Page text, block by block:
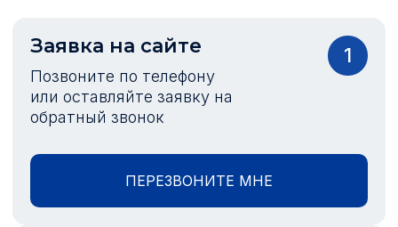
Заявка на сайте
Позвоните по телефону
или оставляйте заявку на
обратный звонок
1
ПЕРЕЗВОНИТЕ МНЕ